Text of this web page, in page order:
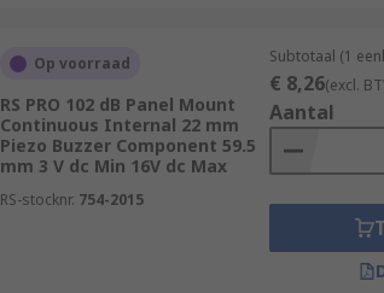
Op voorraad
RS PRO 102 dB Panel Mount
Continuous Internal 22 mm
Piezo Buzzer Component 59.5
mm 3 V dc Min 16V dc Max
RS-stocknr. 754-2015
Subtotaal (1
€ 8,26(excl.
Aantal